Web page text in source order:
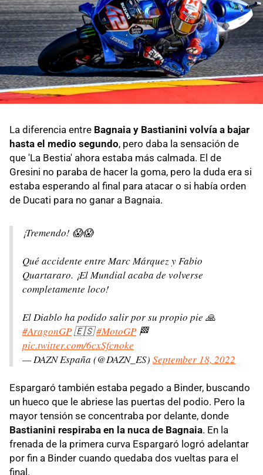
La diferencia entre Bagnaia y Bastianini volvía a bajar
hasta el medio segundo, pero daba la sensación de
que 'La Bestia' ahora estaba más calmada. El de
Gresini no paraba de hacer la goma, pero la duda era si
estaba esperando al final para atacar o si había orden
de Ducati para no ganar a Bagnaia.
¡Tremendo! 😱😱
Qué accidente entre Marc Márquez y Fabio
Quartararo. ¡El Mundial acaba de volverse
completamente loco!
El Diablo ha podido salir por su propio pie 🙏
#AragonGP🇪🇸#MotoGP🏁
pic.twitter.com/6cxSfcnoke
— DAZN España (@DAZN_ES) September 18, 2022
Espargaró también estaba pegado a Binder, buscando
un hueco que le abriese las puertas del podio. Pero la
mayor tensión se concentraba por delante, donde
Bastianini respiraba en la nuca de Bagnaia. En la
frenada de la primera curva Espargaró logró adelantar
por fin a Binder cuando quedaba dos vueltas para el
final.